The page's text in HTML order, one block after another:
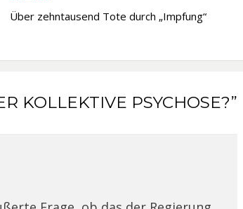
Über zehntausend Tote durch „Impfung“
KOLLEKTIVE PSYCHOSE?”